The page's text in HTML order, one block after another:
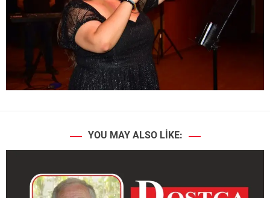
YOU MAY ALSO LIKE: